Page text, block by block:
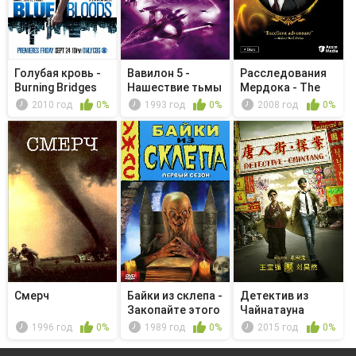
Голубая кровь -
Burning Bridges
2010 год 0%
Вавилон 5 -
Нашествие тьмы
1993 год 0%
Расследования
Мердока - The
Witches o...
2008 год 0%
Смерч
1996 год 0%
Байки из склепа -
Закопайте этого
кот...1989 год 0%
Детектив из
Чайнатауна
2015 год 0%